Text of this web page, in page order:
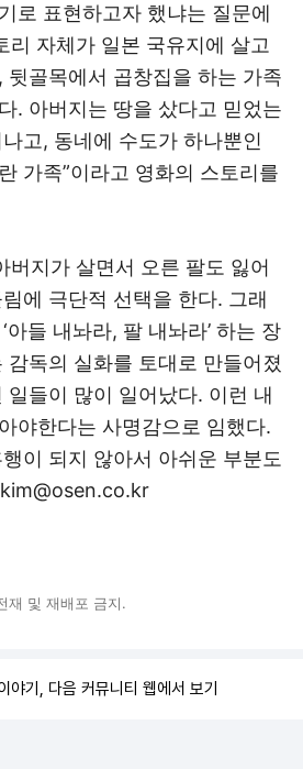
로 표현하고자 했냐는 질문에
리 자체가 일본 국유지에 살고
뒷골목에서 곱창집을 하는 가족
. 아버지는 땅을 샀다고 믿었는
고, 동네에 수도가 하나뿐인
가족”이라고 영화의 스토리를
버지가 살면서 오른 팔도 잃어
에 극단적 선택을 한다. 그래
아들 내놔라, 팔 내놔라’ 하는 장
감독의 실화를 토대로 만들어졌
일들이 많이 일어났다. 이런 내
야한다는 사명감으로 임했다.
이 되지 않아서 아쉬운 부분도
및 재배포 금지.
야기, 다음 커뮤니티 웹에서 보기